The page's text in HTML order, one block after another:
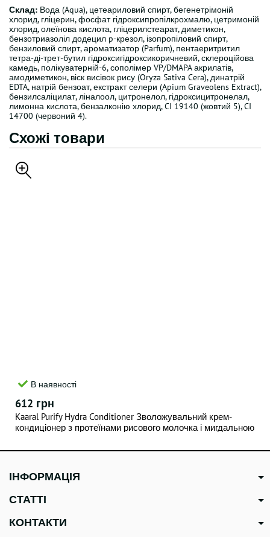
Склад: Вода (Aqua), цетеариловий спирт, бегенетрімоній
хлорид, гліцерин, фосфат гідроксипропілкрохмалю, цетримоній
хлорид, олеїнова кислота, гліцерилстеарат, диметикон,
бензотриазоліл додецил p-крезол, ізопропіловий спирт,
бензиловий спирт, ароматизатор (Parfum), пентаеритритил
тетра-ді-трет-бутил гідроксигідроксикоричневий, склероційова
камедь, полікуватерній-6, сополімер VP/DMAPA акрилатів,
амодиметикон, віск висівок рису (Oryza Sativa Cera), динатрій
EDTA, натрій бензоат, екстракт селери (Apium Graveolens Extract),
бензилсаліцилат, ліналоол, цитронелол, гідроксицитронелал,
лимонна кислота, бензалконію хлорид, CI 19140 (жовтий 5), CI
14700 (червоний 4).
Схожі товари
В наявності
612 грн
Kaaral Purify Hydra Conditioner Зволожувальний крем-
кондиціонер з протеїнами рисового молочка і мигдальною
ІНФОРМАЦІЯ
СТАТТІ
КОНТАКТИ